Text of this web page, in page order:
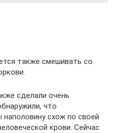
также смешивать со
сделали очень
что
схож по своей
крови. Сейчас